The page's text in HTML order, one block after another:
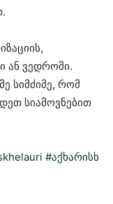
ან ვედროში.
სიმძიმე, რომ
სიამოვნებით
#აქხარისხ